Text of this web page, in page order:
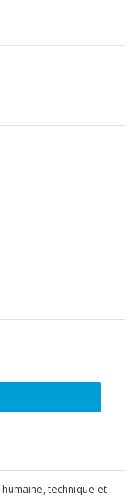
humaine, technique et